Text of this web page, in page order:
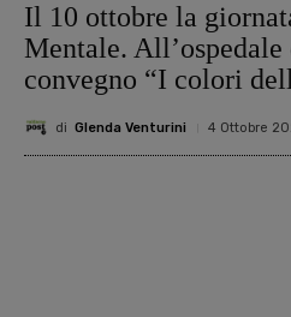
Il 10 ottobre la
Mentale.
convegno “I colori
di Glenda Venturini 4 Ottobre